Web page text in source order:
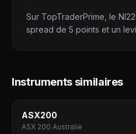
Sur TopTraderPrime, le
spread de 5 points et un
Instruments similaires
ASX200
ASX 200 Australie